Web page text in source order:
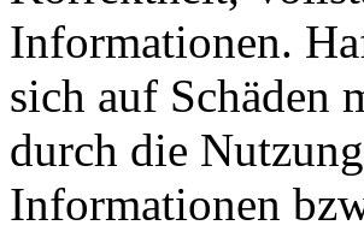
Informationen.
sich auf Schäden
durch die
Informationen